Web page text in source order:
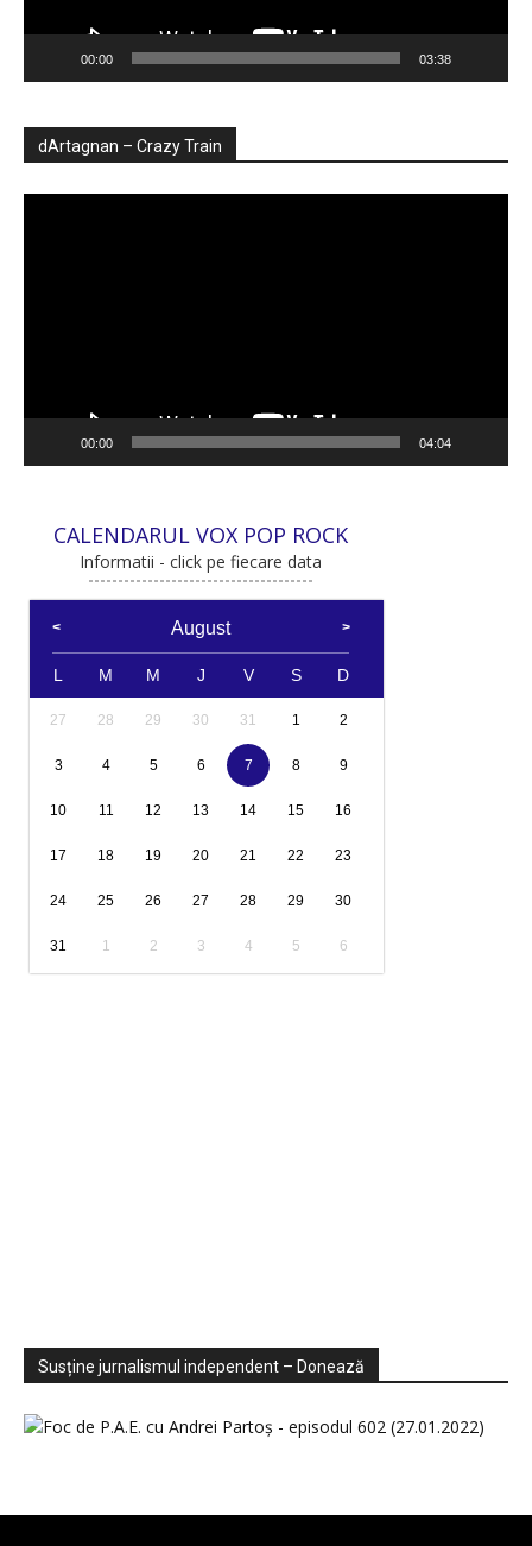
00:00 03:38
dArtagnan – Crazy Train
00:00 04:04
CALENDARUL VOX POP ROCK
Informatii - click pe fiecare data
August
L M M J V S D
27 28 29 30 31 1 2
3 4 5 6 7 8 9
10 11 12 13 14 15 16
17 18 19 20 21 22 23
24 25 26 27 28 29 30
31 1 2 3 4 5 6
Sondaje
Video
Susține jurnalismul independent – Donează